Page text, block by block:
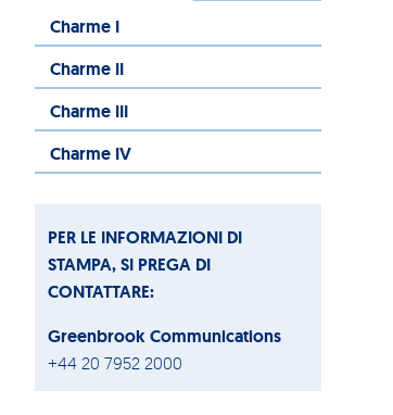
Charme I
Charme II
Charme III
Charme IV
PER LE INFORMAZIONI DI
STAMPA, SI PREGA DI
CONTATTARE:
Greenbrook Communications
+44 20 7952 2000